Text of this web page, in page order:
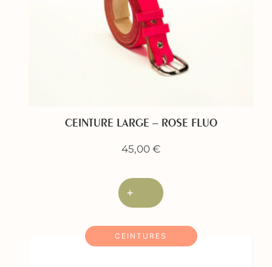
CEINTURE LARGE – ROSE FLUO
45,00€
+
CEINTURES